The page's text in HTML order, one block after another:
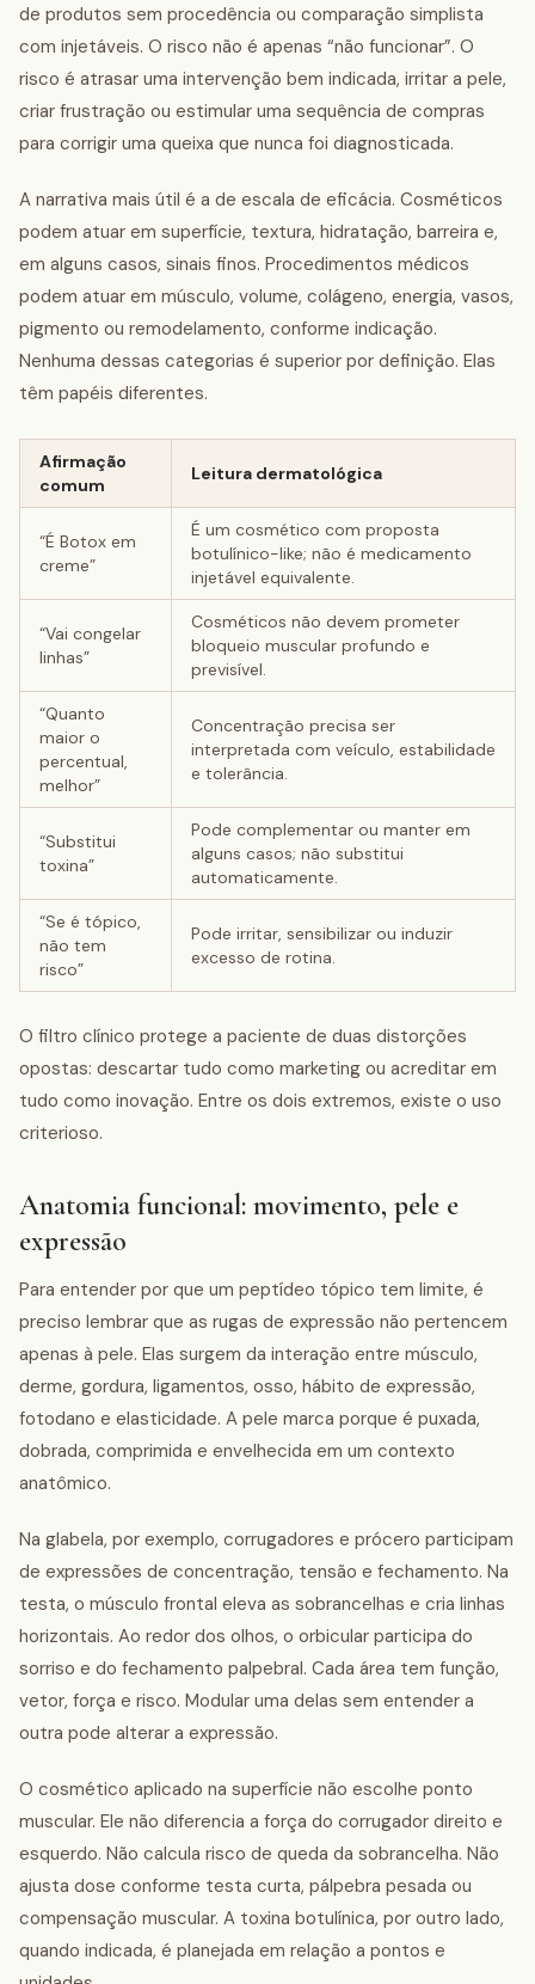
de produtos sem procedência ou comparação simplista
com injetáveis. O risco não é apenas “não funcionar”. O
risco é atrasar uma intervenção bem indicada, irritar a pele,
criar frustração ou estimular uma sequência de compras
para corrigir uma queixa que nunca foi diagnosticada.
A narrativa mais útil é a de escala de eficácia. Cosméticos
podem atuar em superfície, textura, hidratação, barreira e,
em alguns casos, sinais finos. Procedimentos médicos
podem atuar em músculo, volume, colágeno, energia, vasos,
pigmento ou remodelamento, conforme indicação.
Nenhuma dessas categorias é superior por definição. Elas
têm papéis diferentes.
Afirmação
comum
Leitura dermatológica
“É Botox em
creme”
É um cosmético com proposta
botulínico-like; não é medicamento
injetável equivalente.
“Vai congelar
linhas”
Cosméticos não devem prometer
bloqueio muscular profundo e
previsível.
“Quanto
maior o
percentual,
melhor”
Concentração precisa ser
interpretada com veículo, estabilidade
e tolerância.
“Substitui
toxina”
Pode complementar ou manter em
alguns casos; não substitui
automaticamente.
“Se é tópico,
não tem
risco”
Pode irritar, sensibilizar ou induzir
excesso de rotina.
O filtro clínico protege a paciente de duas distorções
opostas: descartar tudo como marketing ou acreditar em
tudo como inovação. Entre os dois extremos, existe o uso
criterioso.
Anatomia funcional: movimento, pele e
expressão
Para entender por que um peptídeo tópico tem limite, é
preciso lembrar que as rugas de expressão não pertencem
apenas à pele. Elas surgem da interação entre músculo,
derme, gordura, ligamentos, osso, hábito de expressão,
fotodano e elasticidade. A pele marca porque é puxada,
dobrada, comprimida e envelhecida em um contexto
anatômico.
Na glabela, por exemplo, corrugadores e prócero participam
de expressões de concentração, tensão e fechamento. Na
testa, o músculo frontal eleva as sobrancelhas e cria linhas
horizontais. Ao redor dos olhos, o orbicular participa do
sorriso e do fechamento palpebral. Cada área tem função,
vetor, força e risco. Modular uma delas sem entender a
outra pode alterar a expressão.
O cosmético aplicado na superfície não escolhe ponto
muscular. Ele não diferencia a força do corrugador direito e
esquerdo. Não calcula risco de queda da sobrancelha. Não
ajusta dose conforme testa curta, pálpebra pesada ou
compensação muscular. A toxina botulínica, por outro lado,
quando indicada, é planejada em relação a pontos e